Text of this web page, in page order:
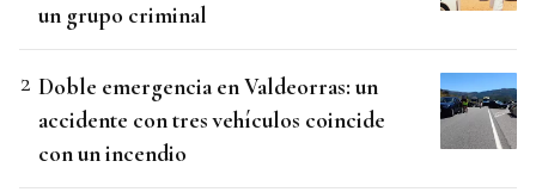
un grupo criminal
Doble emergencia en Valdeorras: un
accidente con tres vehículos coincide
con un incendio